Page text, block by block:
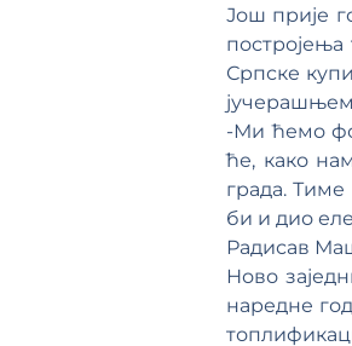
Још прије
Српске
јучерашњем
-Ми ћемо
ће, како
града. Тиме
би и дио
Радисав
Ново
наредне